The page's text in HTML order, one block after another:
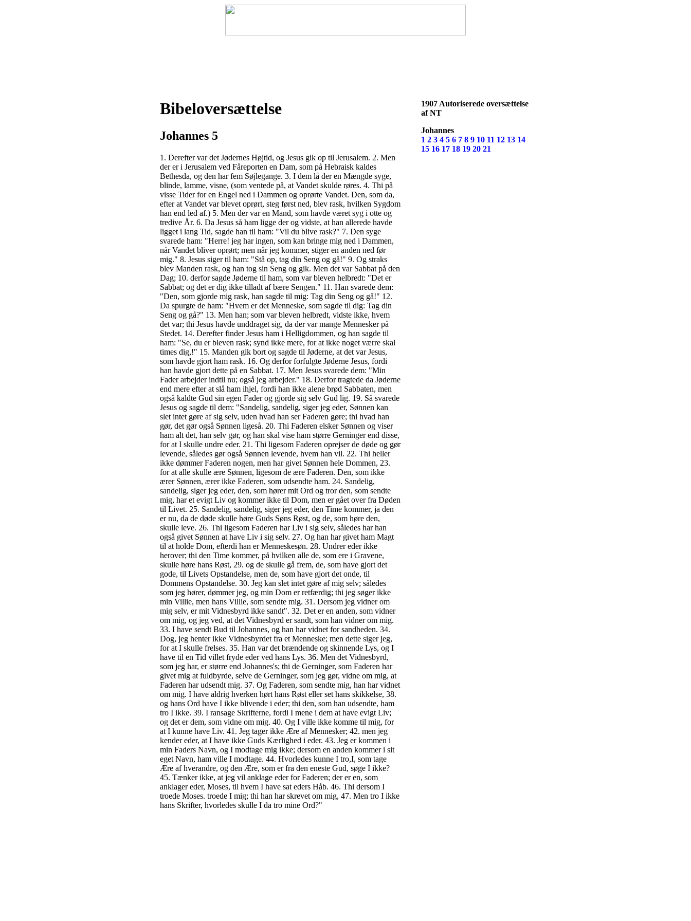
Bibeloversættelse
Johannes 5
1. Derefter var det Jødernes Højtid, og Jesus gik op til Jerusalem. 2. Men
der er i Jerusalem ved Fåreporten en Dam, som på Hebraisk kaldes
Bethesda, og den har fem Søjlegange. 3. I dem lå der en Mængde syge,
blinde, lamme, visne, (som ventede på, at Vandet skulde røres. 4. Thi på
visse Tider for en Engel ned i Dammen og oprørte Vandet. Den, som da,
efter at Vandet var blevet oprørt, steg først ned, blev rask, hvilken Sygdom
han end led af.) 5. Men der var en Mand, som havde været syg i otte og
tredive År. 6. Da Jesus så ham ligge der og vidste, at han allerede havde
ligget i lang Tid, sagde han til ham: "Vil du blive rask?" 7. Den syge
svarede ham: "Herre! jeg har ingen, som kan bringe mig ned i Dammen,
når Vandet bliver oprørt; men når jeg kommer, stiger en anden ned før
mig." 8. Jesus siger til ham: "Stå op, tag din Seng og gå!" 9. Og straks
blev Manden rask, og han tog sin Seng og gik. Men det var Sabbat på den
Dag; 10. derfor sagde Jøderne til ham, som var bleven helbredt: "Det er
Sabbat; og det er dig ikke tilladt af bære Sengen." 11. Han svarede dem:
"Den, som gjorde mig rask, han sagde til mig: Tag din Seng og gå!" 12.
Da spurgte de ham: "Hvem er det Menneske, som sagde til dig: Tag din
Seng og gå?" 13. Men han; som var bleven helbredt, vidste ikke, hvem
det var; thi Jesus havde unddraget sig, da der var mange Mennesker på
Stedet. 14. Derefter finder Jesus ham i Helligdommen, og han sagde til
ham: "Se, du er bleven rask; synd ikke mere, for at ikke noget værre skal
times dig,!" 15. Manden gik bort og sagde til Jøderne, at det var Jesus,
som havde gjort ham rask. 16. Og derfor forfulgte Jøderne Jesus, fordi
han havde gjort dette på en Sabbat. 17. Men Jesus svarede dem: "Min
Fader arbejder indtil nu; også jeg arbejder." 18. Derfor tragtede da Jøderne
end mere efter at slå ham ihjel, fordi han ikke alene brød Sabbaten, men
også kaldte Gud sin egen Fader og gjorde sig selv Gud lig. 19. Så svarede
Jesus og sagde til dem: "Sandelig, sandelig, siger jeg eder, Sønnen kan
slet intet gøre af sig selv, uden hvad han ser Faderen gøre; thi hvad han
gør, det gør også Sønnen ligeså. 20. Thi Faderen elsker Sønnen og viser
ham alt det, han selv gør, og han skal vise ham større Gerninger end disse,
for at I skulle undre eder. 21. Thi ligesom Faderen oprejser de døde og gør
levende, således gør også Sønnen levende, hvem han vil. 22. Thi heller
ikke dømmer Faderen nogen, men har givet Sønnen hele Dommen, 23.
for at alle skulle ære Sønnen, ligesom de ære Faderen. Den, som ikke
ærer Sønnen, ærer ikke Faderen, som udsendte ham. 24. Sandelig,
sandelig, siger jeg eder, den, som hører mit Ord og tror den, som sendte
mig, har et evigt Liv og kommer ikke til Dom, men er gået over fra Døden
til Livet. 25. Sandelig, sandelig, siger jeg eder, den Time kommer, ja den
er nu, da de døde skulle høre Guds Søns Røst, og de, som høre den,
skulle leve. 26. Thi ligesom Faderen har Liv i sig selv, således har han
også givet Sønnen at have Liv i sig selv. 27. Og han har givet ham Magt
til at holde Dom, efterdi han er Menneskesøn. 28. Undrer eder ikke
herover; thi den Time kommer, på hvilken alle de, som ere i Gravene,
skulle høre hans Røst, 29. og de skulle gå frem, de, som have gjort det
gode, til Livets Opstandelse, men de, som have gjort det onde, til
Dommens Opstandelse. 30. Jeg kan slet intet gøre af mig selv; således
som jeg hører, dømmer jeg, og min Dom er retfærdig; thi jeg søger ikke
min Villie, men hans Villie, som sendte mig. 31. Dersom jeg vidner om
mig selv, er mit Vidnesbyrd ikke sandt". 32. Det er en anden, som vidner
om mig, og jeg ved, at det Vidnesbyrd er sandt, som han vidner om mig.
33. I have sendt Bud til Johannes, og han har vidnet for sandheden. 34.
Dog, jeg henter ikke Vidnesbyrdet fra et Menneske; men dette siger jeg,
for at I skulle frelses. 35. Han var det brændende og skinnende Lys, og I
have til en Tid villet fryde eder ved hans Lys. 36. Men det Vidnesbyrd,
som jeg har, er større end Johannes's; thi de Gerninger, som Faderen har
givet mig at fuldbyrde, selve de Gerninger, som jeg gør, vidne om mig, at
Faderen har udsendt mig. 37. Og Faderen, som sendte mig, han har vidnet
om mig. I have aldrig hverken hørt hans Røst eller set hans skikkelse, 38.
og hans Ord have I ikke blivende i eder; thi den, som han udsendte, ham
tro I ikke. 39. I ransage Skrifterne, fordi I mene i dem at have evigt Liv;
og det er dem, som vidne om mig. 40. Og I ville ikke komme til mig, for
at I kunne have Liv. 41. Jeg tager ikke Ære af Mennesker; 42. men jeg
kender eder, at I have ikke Guds Kærlighed i eder. 43. Jeg er kommen i
min Faders Navn, og I modtage mig ikke; dersom en anden kommer i sit
eget Navn, ham ville I modtage. 44. Hvorledes kunne I tro,I, som tage
Ære af hverandre, og den Ære, som er fra den eneste Gud, søge I ikke?
45. Tænker ikke, at jeg vil anklage eder for Faderen; der er en, som
anklager eder, Moses, til hvem I have sat eders Håb. 46. Thi dersom I
troede Moses. troede I mig; thi han har skrevet om mig, 47. Men tro I ikke
hans Skrifter, hvorledes skulle I da tro mine Ord?"
1907 Autoriserede oversættelse
af NT
Johannes
1 2 3 4 5 6 7 8 9 10 11 12 13 14
15 16 17 18 19 20 21